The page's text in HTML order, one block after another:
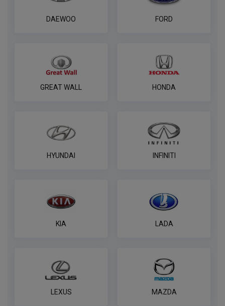
DAEWOO FORD
GREAT WALL HONDA
HYUNDAI INFINITI
KIA LADA
LEXUS MAZDA